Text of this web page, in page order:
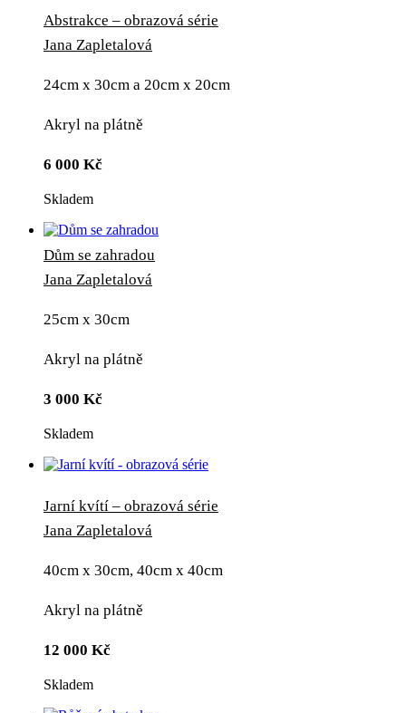
Abstrakce – obrazová série
Jana Zapletalová
24cm x 30cm a 20cm x 20cm
Akryl na plátně
6 000 Kč
Skladem
Dům se zahradou
Jana Zapletalová
25cm x 30cm
Akryl na plátně
3 000 Kč
Skladem
Jarní kvítí – obrazová série
Jana Zapletalová
40cm x 30cm, 40cm x 40cm
Akryl na plátně
12 000 Kč
Skladem